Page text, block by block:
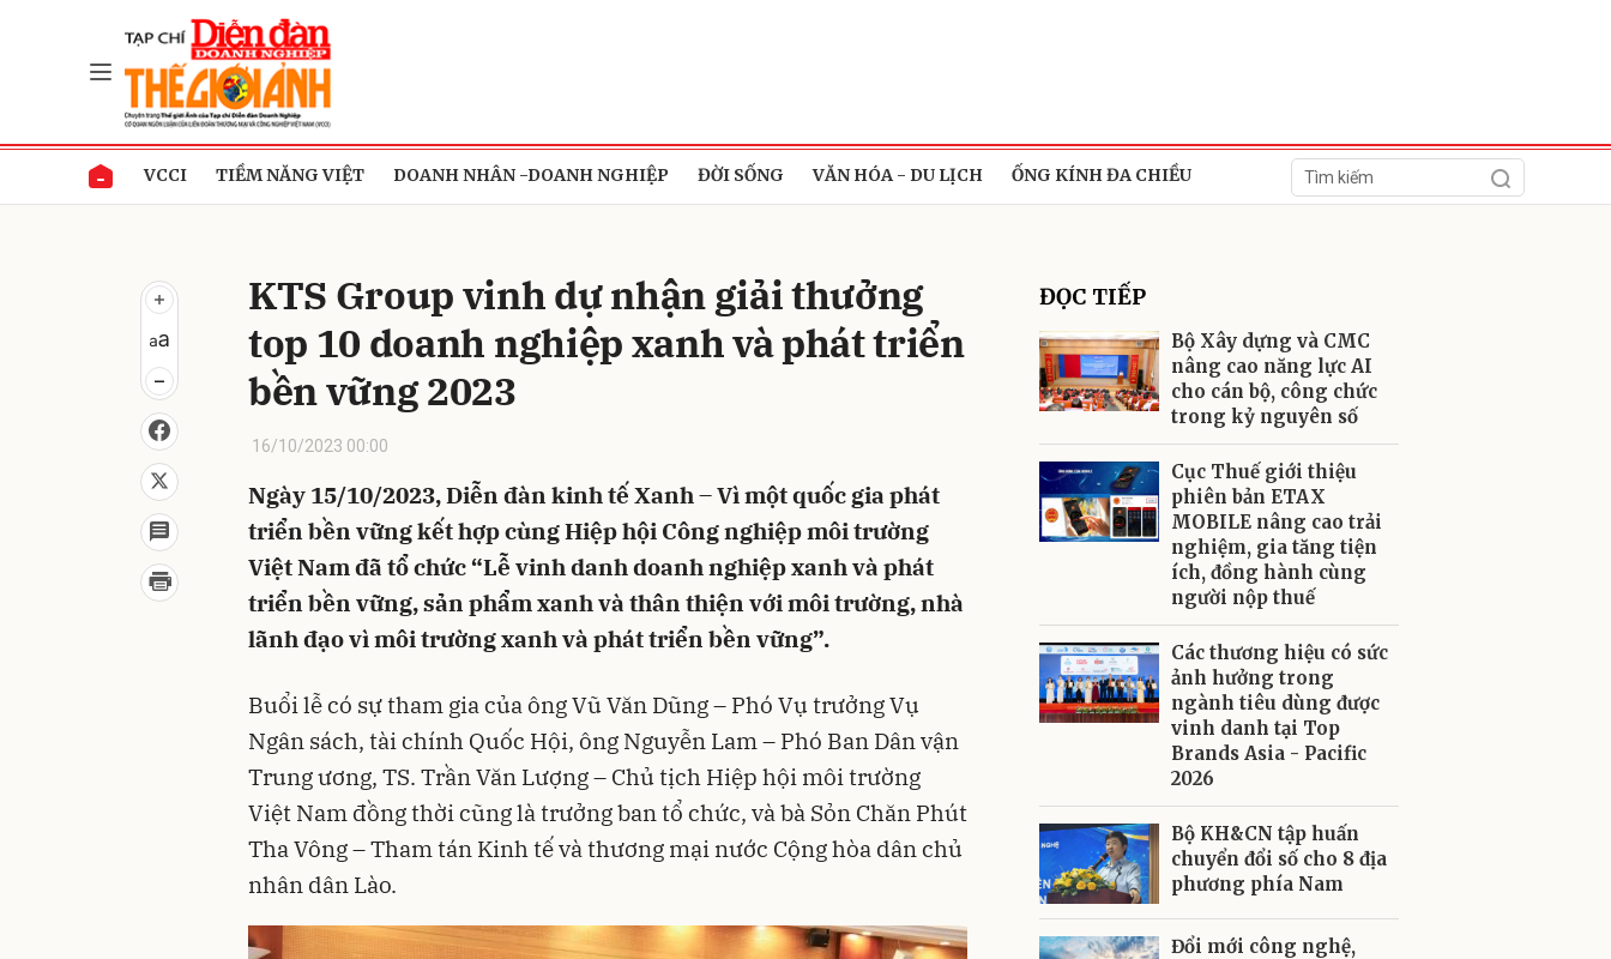
VCCI TIỀM NĂNG VIỆT DOANH NHÂN -DOANH NGHIỆP ĐỜI SỐNG VĂN HÓA - DU LỊCH ỐNG KÍNH ĐA CHIỀU
KTS Group vinh dự nhận giải thưởng
top 10 doanh nghiệp xanh và phát triển
bền vững 2023
16/10/2023 00:00
Ngày 15/10/2023, Diễn đàn kinh tế Xanh – Vì một quốc gia phát
triển bền vững kết hợp cùng Hiệp hội Công nghiệp môi trường
Việt Nam đã tổ chức “Lễ vinh danh doanh nghiệp xanh và phát
triển bền vững, sản phẩm xanh và thân thiện với môi trường, nhà
lãnh đạo vì môi trường xanh và phát triển bền vững”.
Buổi lễ có sự tham gia của ông Vũ Văn Dũng – Phó Vụ trưởng Vụ
Ngân sách, tài chính Quốc Hội, ông Nguyễn Lam – Phó Ban Dân vận
Trung ương, TS. Trần Văn Lượng – Chủ tịch Hiệp hội môi trường
Việt Nam đồng thời cũng là trưởng ban tổ chức, và bà Sỏn Chăn Phút
Tha Vông – Tham tán Kinh tế và thương mại nước Cộng hòa dân chủ
nhân dân Lào.
ĐỌC TIẾP
Bộ Xây dựng và CMC
nâng cao năng lực AI
cho cán bộ, công chức
trong kỷ nguyên số
Cục Thuế giới thiệu
phiên bản ETAX
MOBILE nâng cao trải
nghiệm, gia tăng tiện
ích, đồng hành cùng
người nộp thuế
Các thương hiệu có sức
ảnh hưởng trong
ngành tiêu dùng được
vinh danh tại Top
Brands Asia - Pacific
2026
Bộ KH&CN tập huấn
chuyển đổi số cho 8 địa
phương phía Nam
Đổi mới công nghệ,
Gửi